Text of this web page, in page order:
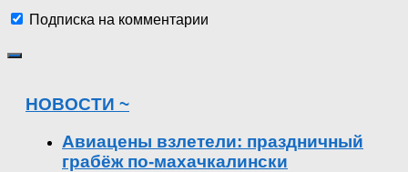
Подписка на комментарии
НОВОСТИ ~
Авиацены взлетели: праздничный
грабёж по-махачкалински